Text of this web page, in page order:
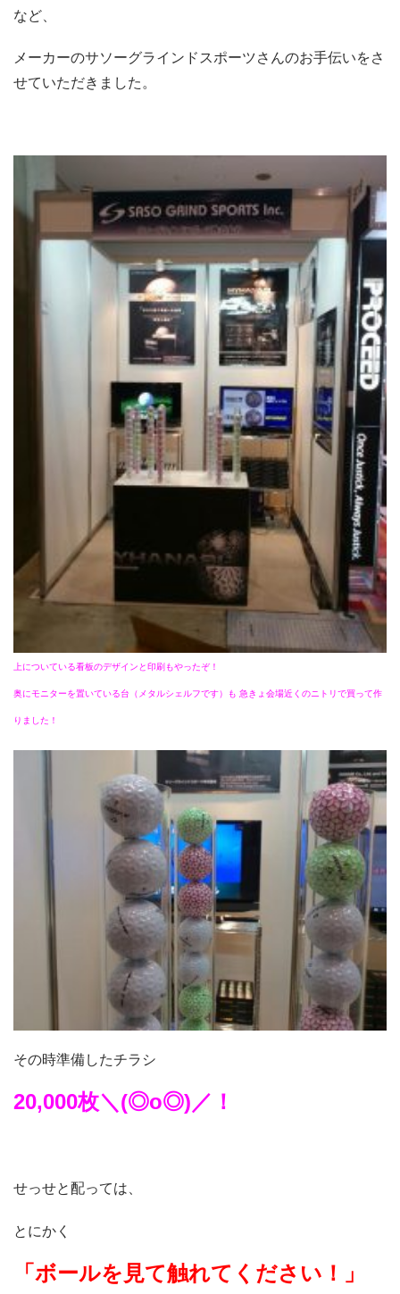
など、
メーカーのサソーグラインドスポーツさんのお手伝いをさ
せていただきました。
上についている看板のデザインと印刷もやったぞ！
奥にモニターを置いている台（メタルシェルフです）も 急きょ会場近くのニトリで買って作
りました！
その時準備したチラシ
20,000枚＼(◎o◎)／！
せっせと配っては、
とにかく
「ボールを見て触れてください！」